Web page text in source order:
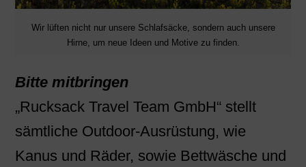
Wir lüften nicht nur unsere Schlafsäcke, sondern auch unsere
Hirne, um neue Ideen und Motive zu finden.
Bitte mitbringen
„Rucksack Travel Team GmbH“ stellt
sämtliche Outdoor-Ausrüstung, wie
Kanus und Räder, sowie Bettwäsche und